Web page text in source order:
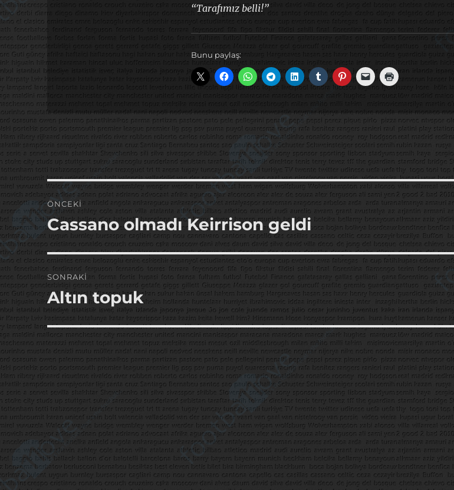
“Tarafımız belli!”
Bunu paylaş:
Yazı
gezinmesi
ÖNCEKI
Önceki
yazı:
Cassano olmadı Keirrison geldi
SONRAKI
Sonraki
yazı:
Altın topuk